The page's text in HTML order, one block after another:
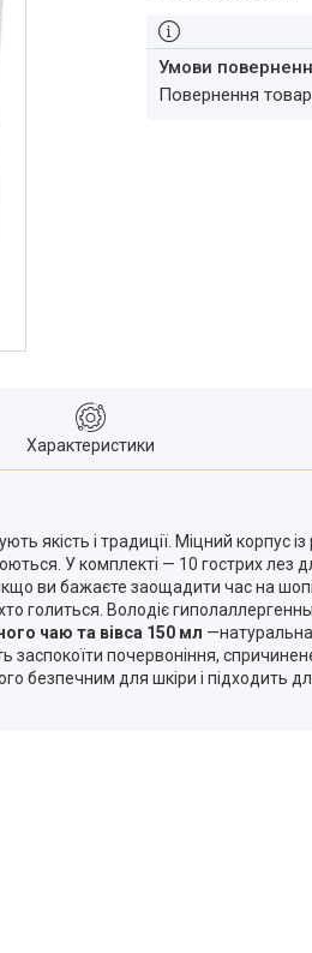
повернення
Характеристики
якість і традиції. Міцний
У комплекті — 10 гострих лез
ви бажаєте заощадити час на
голиться. Володіє
чаю та вівса 150 мл
почервоніння,
безпечним для шкіри і